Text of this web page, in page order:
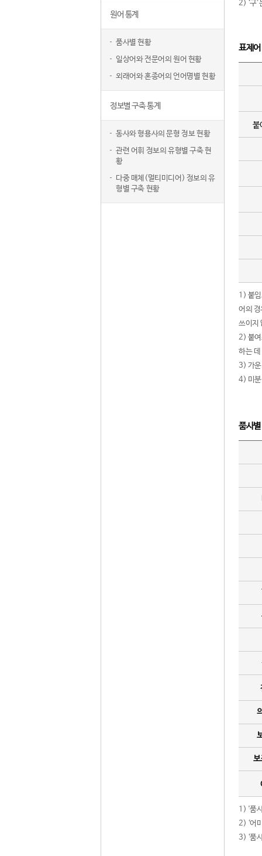
원어 통계
품사별 현황
일상어와 전문어의 원어 현황
외래어와 혼종어의 언어명별 현황
정보별 구축 통계
동사와 형용사의 문형 정보 현황
관련 어휘 정보의 유형별 구축 현
황
다중 매체(멀티미디어) 정보의 유
형별 구축 현황
2) ‘구
표제
붙
1) 붙
어의
쓰이지
2) 붙여
하는
3) 가운
4) 미분
품사
보
1) '품
2) ‘어
3) ‘품